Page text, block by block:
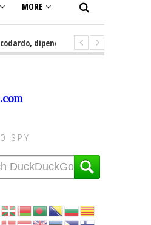
MORE
dipendente, irresponsabile, servile e
SPY